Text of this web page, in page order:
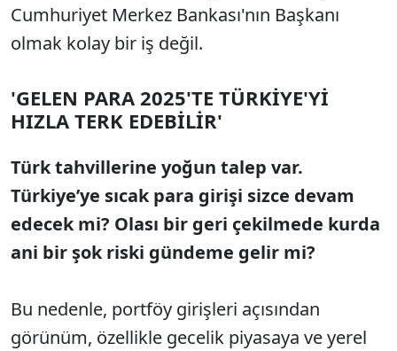
Cumhuriyet Merkez Bankası'nın Başkanı
olmak kolay bir iş değil.
'GELEN PARA 2025'TE TÜRKİYE'Yİ
HIZLA TERK EDEBİLİR'
Türk tahvillerine yoğun talep var.
Türkiye’ye sıcak para girişi sizce devam
edecek mi? Olası bir geri çekilmede kurda
ani bir şok riski gündeme gelir mi?
Bu nedenle, portföy girişleri açısından
görünüm, özellikle gecelik piyasaya ve yerel